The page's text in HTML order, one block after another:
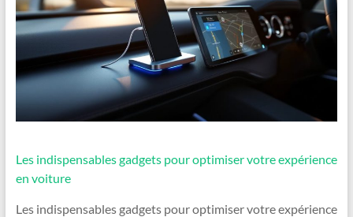
Les indispensables gadgets pour optimiser votre expérience
en voiture
Les indispensables gadgets pour optimiser votre expérience